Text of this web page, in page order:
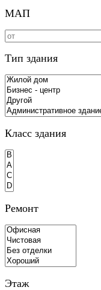
МАП
Тип здания
Класс здания
Ремонт
Этаж